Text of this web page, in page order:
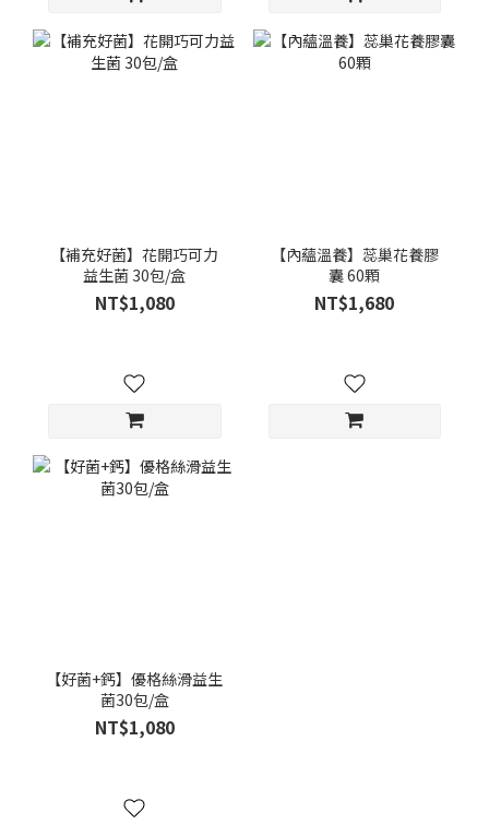
【補充好菌】花開巧可力
益生菌 30包/盒
NT$1,080
【內蘊溫養】蕊巢花養膠
囊 60顆
NT$1,680
【好菌+鈣】優格絲滑益生
菌30包/盒
NT$1,080